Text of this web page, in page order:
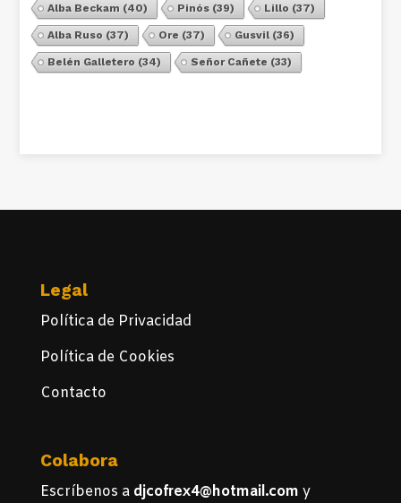
Alba Beckam (40) Pinós(39) Lillo (37)
Alba Ruso (37) Ore (37) Gusvil(36)
Belén Galletero (34) Señor Cañete (33)
Legal
Política de Privacidad
Política de Cookies
Contacto
Colabora
Escríbenos a djcofrex4@hotmail.com y